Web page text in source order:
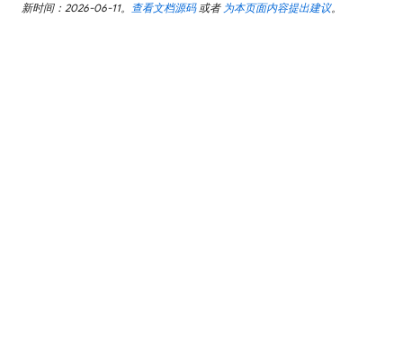
新时间：2026-06-11。 查看文档源码 或者 为本页面内容提出建议。